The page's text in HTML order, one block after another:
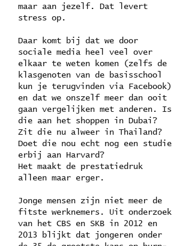
maar aan jezelf. Dat levert
stress op.
Daar komt bij dat we door
sociale media heel veel over
elkaar te weten komen (zelfs de
klasgenoten van de basisschool
kun je terugvinden via Facebook)
en dat we onszelf meer dan ooit
gaan vergelijken met anderen. Is
die aan het shoppen in Dubai?
Zit die nu alweer in Thailand?
Doet die nou echt nog een studie
erbij aan Harvard?
Het maakt de prestatiedruk
alleen maar erger.
Jonge mensen zijn niet meer de
fitste werknemers. Uit onderzoek
van het CBS en SKB in 2012 en
2013 blijkt dat jongeren onder